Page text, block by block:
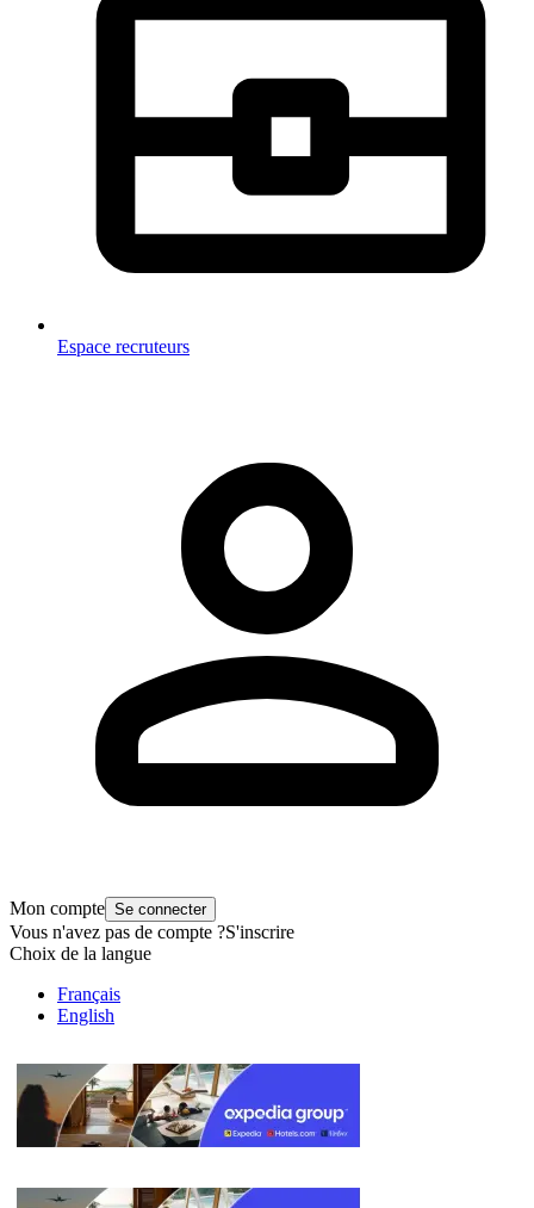
Espace recruteurs
Mon compte Se connecter
Vous n'avez pas de compte ?S'inscrire
Choix de la langue
Français
English